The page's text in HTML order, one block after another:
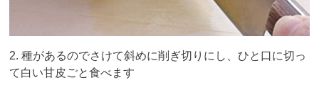
2. 種があるのでさけて斜めに削ぎ切りにし、ひと口に切っ
て白い甘皮ごと食べます